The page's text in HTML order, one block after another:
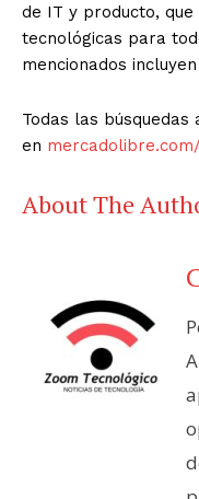
de IT y producto,
tecnológicas para
mencionados
Todas las
en
About The